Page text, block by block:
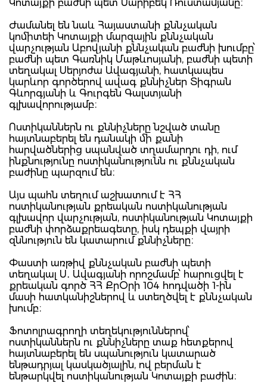
Կոտայքի բաժնի պետ Սարիբեկ Ռուստամյանը։
Ժամանել են նաև Հայաստանի քննչական
կոմիտեի Կոտայքի մարզային քննչական
վարչության Աբովյանի քննչական բաժնի խումբը՝
բաժնի պետ Գառնիկ Մաթևոսյանի, բաժնի պետի
տեղակալ Սերյոժա Ավագյանի, հատկապես
կարևոր գործերով ավագ քննիչներ Տիգրան
Գևորգյանի և Գուրգեն Գալստյանի
գլխավորությամբ։
Ոստիկաններն ու քննիչները նշված տանը
հայտնաբերել են դանակի մի քանի
հարվածներից սպանված տղամարդու դի, ում
ինքնությունը ոստիկանությունն ու քննչական
բաժինը պարզում են։
Այս պահն տեղում աշխատում է ՀՀ
ոստիկանության քրեական ոստիկանության
գլխավոր վարչության, ոստիկանության Կոտայքի
բաժնի փորձաքրեագետը, իսկ դեպքի վայրի
զննություն են կատարում քննիչները։
Փաստի առթիվ քննչական բաժնի պետի
տեղակալ Ս․ Ավագյանի որոշմամբ՝ հարուցվել է
քրեական գործ ՀՀ ՔրՕրի 104 հոդվածի 1-ին
մասի հատկանիշներով և ստեղծվել է քննչական
խումբ։
Ֆոտոլրագրողի տեղեկություններով՝
ոստիկաններն ու քննիչները տաք հետքերով
հայտնաբերել են սպանություն կատարած
ենթադրյալ կասկածյալին, ով բերման է
ենթարկվել ոստիկանության Կոտայքի բաժին։